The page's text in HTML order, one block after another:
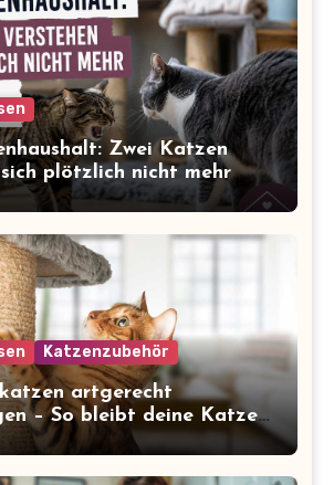
Zwei Katzen
plötzlich nicht mehr
Katzenzubehör
artgerecht
– So bleibt deine Katze
gesund